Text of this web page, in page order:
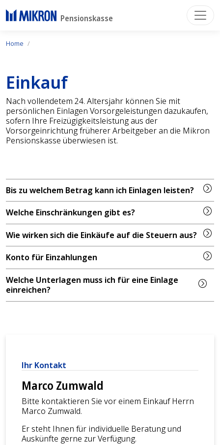
Pensionskasse
Home
Einkauf
Nach vollendetem 24. Altersjahr können Sie mit
persönlichen Einlagen Vorsorgeleistungen dazukaufen,
sofern Ihre Freizügigkeitsleistung aus der
Vorsorgeinrichtung früherer Arbeitgeber an die Mikron
Pensionskasse überwiesen ist.
Bis zu welchem Betrag kann ich Einlagen leisten?
Welche Einschränkungen gibt es?
Wie wirken sich die Einkäufe auf die Steuern aus?
Konto für Einzahlungen
Welche Unterlagen muss ich für eine Einlage
einreichen?
Ihr Kontakt
Marco Zumwald
Bitte kontaktieren Sie vor einem Einkauf Herrn
Marco Zumwald.
Er steht Ihnen für individuelle Beratung und
Auskünfte gerne zur Verfügung.